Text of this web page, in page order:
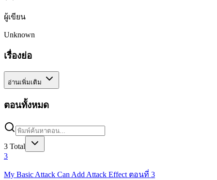
ผู้เขียน
Unknown
เรื่องย่อ
อ่านเพิ่มเติม
ตอนทั้งหมด
3 Total
3
My Basic Attack Can Add Attack Effect ตอนที่ 3